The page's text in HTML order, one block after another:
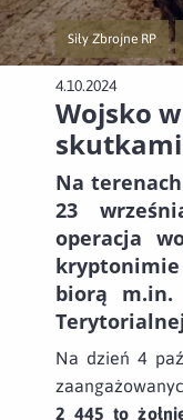
Siły Zbrojne RP
Przejście do nowej
4.10.2024
Wojsko
Na
23
operacja
biorą m.in.
Na dzień 4
2 445 to